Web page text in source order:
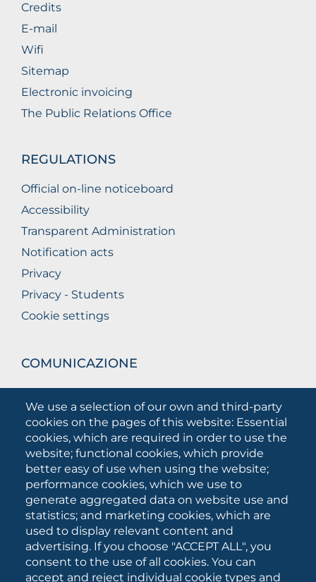
We use a selection of our own and third-party
cookies on the pages of this website: Essential
cookies, which are required in order to use the
website; functional cookies, which provide
better easy of use when using the website;
performance cookies, which we use to
generate aggregated data on website use and
statistics; and marketing cookies, which are
used to display relevant content and
advertising. If you choose "ACCEPT ALL", you
consent to the use of all cookies. You can
accept and reject individual cookie types and
Credits
E-mail
Wifi
Sitemap
Electronic invoicing
The Public Relations Office
REGULATIONS
Official on-line noticeboard
Accessibility
Transparent Administration
Notification acts
Privacy
Privacy - Students
Cookie settings
COMUNICAZIONE
Press releases
Communication Campaigns
Campagna 5xmille
Unifg Mag
Unifg Visual Identity Manual
Facts and figures
SOCIAL